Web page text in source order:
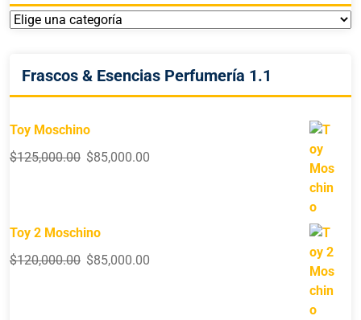
Frascos & Esencias Perfumería 1.1
Toy Moschino
$125,000.00 $85,000.00
Toy 2 Moschino
$120,000.00 $85,000.00